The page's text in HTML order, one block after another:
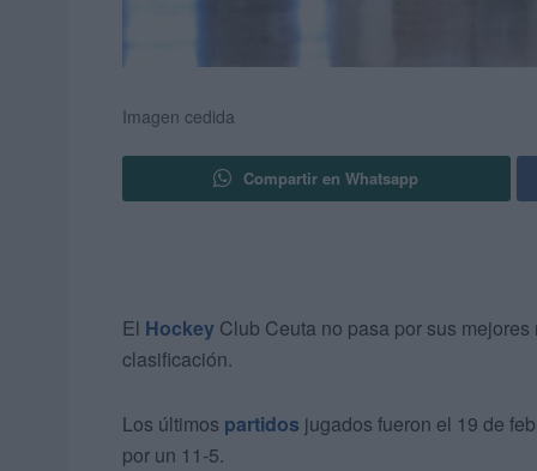
Imagen cedida
Compartir en Whatsapp
El Hockey Club Ceuta no pasa por sus
clasificación.
Los últimos partidos jugados fueron el 19 de
por un 11-5.